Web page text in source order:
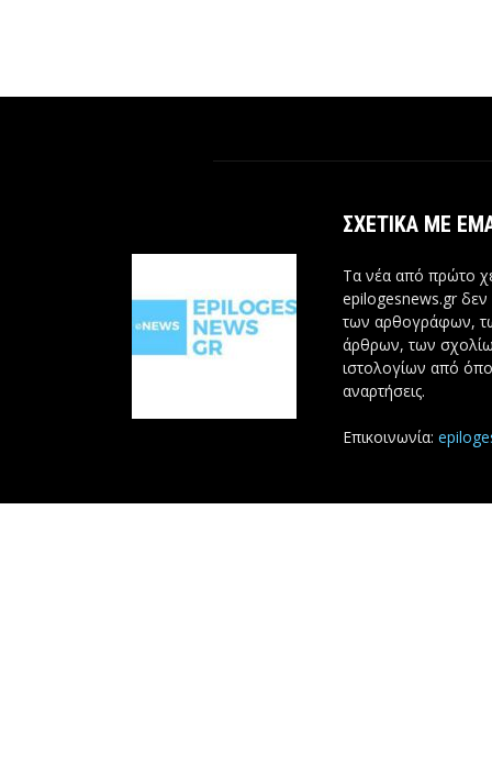
ΣΧΕΤΙΚΆ ΜΕ
Τα νέα από πρώτο
epilogesnews.gr δεν
των αρθογράφων,
άρθρων, των
ιστολογίων από
αναρτήσεις.
Επικοινωνία: